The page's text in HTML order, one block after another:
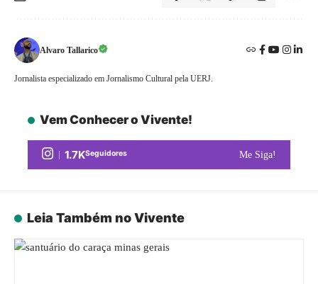
Alvaro Tallarico
Jornalista especializado em Jornalismo Cultural pela UERJ.
Vem Conhecer o Vivente!
1.7KSeguidores Me Siga!
Leia Também no Vivente